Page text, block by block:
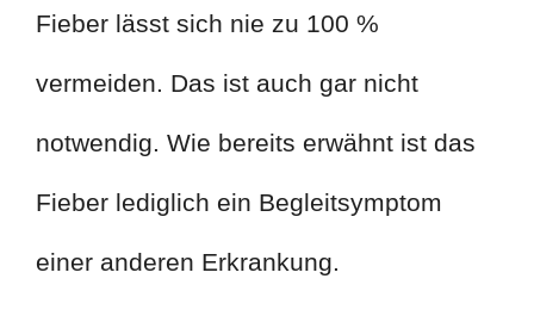
Fieber lässt sich nie zu 100 %
vermeiden. Das ist auch gar nicht
notwendig. Wie bereits erwähnt ist das
Fieber lediglich ein Begleitsymptom
einer anderen Erkrankung.